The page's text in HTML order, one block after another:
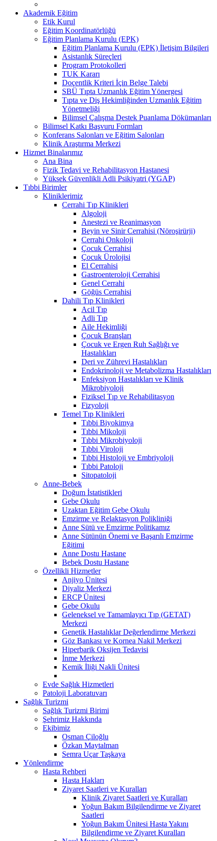
Akademik Eğitim
Etik Kurul
Eğitim Koordinatörlüğü
Eğitim Planlama Kurulu (EPK)
Eğitim Planlama Kurulu (EPK) İletişim Bilgileri
Asistanlık Süreçleri
Program Protokolleri
TUK Kararı
Doçentlik Kriteri İçin Belge Talebi
SBÜ Tıpta Uzmanlık Eğitim Yönergesi
Tıpta ve Diş Hekimliğinden Uzmanlık Eğitim
Yönetmeliği
Bilimsel Çalışma Destek Puanlama Dökümanları
Bilimsel Katkı Başvuru Formları
Konferans Salonları ve Eğitim Salonları
Klinik Araştırma Merkezi
Hizmet Binalarımız
Ana Bina
Fizik Tedavi ve Rehabilitasyon Hastanesi
Yüksek Güvenlikli Adli Psikiyatri (YGAP)
Tıbbi Birimler
Kliniklerimiz
Cerrahi Tıp Klinikleri
Algoloji
Anestezi ve Reanimasyon
Beyin ve Sinir Cerrahisi (Nöroşirürji)
Cerrahi Onkoloji
Çocuk Cerrahisi
Çocuk Ürolojisi
El Cerrahisi
Gastroenteroloji Cerrahisi
Genel Cerrahi
Göğüs Cerrahisi
Dahili Tıp Klinikleri
Acil Tıp
Adli Tıp
Aile Hekimliği
Çocuk Branşları
Çocuk ve Ergen Ruh Sağlığı ve
Hastalıkları
Deri ve Zührevi Hastalıkları
Endokrinoloji ve Metabolizma Hastalıkları
Enfeksiyon Hastalıkları ve Klinik
Mikrobiyoloji
Fiziksel Tıp ve Rehabilitasyon
Fizyoloji
Temel Tıp Klinikleri
Tıbbi Biyokimya
Tıbbi Mikoloji
Tıbbi Mikrobiyoloji
Tıbbi Viroloji
Tıbbi Histoloji ve Embriyoloji
Tıbbi Patoloji
Sitopatoloji
Anne-Bebek
Doğum İstatistikleri
Gebe Okulu
Uzaktan Eğitim Gebe Okulu
Emzirme ve Relaktasyon Polikliniği
Anne Sütü ve Emzirme Politikamız
Anne Sütünün Önemi ve Başarılı Emzirme
Eğitimi
Anne Dostu Hastane
Bebek Dostu Hastane
Özellikli Hizmetler
Anjiyo Ünitesi
Diyaliz Merkezi
ERCP Ünitesi
Gebe Okulu
Geleneksel ve Tamamlayıcı Tıp (GETAT)
Merkezi
Genetik Hastalıklar Değerlendirme Merkezi
Göz Bankası ve Kornea Nakil Merkezi
Hiperbarik Oksijen Tedavisi
İnme Merkezi
Kemik İliği Nakli Ünitesi
Evde Sağlık Hizmetleri
Patoloji Laboratuvarı
Sağlık Turizmi
Sağlık Turizmi Birimi
Şehrimiz Hakkında
Ekibimiz
Osman Çiloğlu
Özkan Maytalman
Semra Uçar Taşkaya
Yönlendirme
Hasta Rehberi
Hasta Hakları
Ziyaret Saatleri ve Kuralları
Klinik Ziyaret Saatleri ve Kuralları
Yoğun Bakım Bilgilendirme ve Ziyaret
Saatleri
Yoğun Bakım Ünitesi Hasta Yakını
Bilgilendirme ve Ziyaret Kuralları